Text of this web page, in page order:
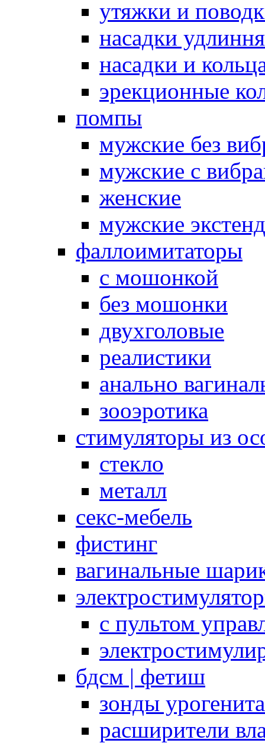
утяжки и
насадки
насадки и
эрекционные
помпы
мужские без
мужские с
женские
мужские
фаллоимитаторы
с мошонкой
без мошонки
двухголовые
реалистики
анально
зооэротика
стимуляторы из
стекло
металл
секс-мебель
фистинг
вагинальные
с пультом
бдсм | фетиш
зонды
расширители